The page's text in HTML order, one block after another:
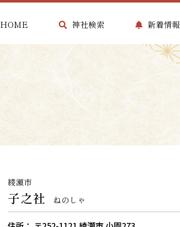
HOME 神社検索 新着情報
綾瀬市
子之社 ねのしゃ